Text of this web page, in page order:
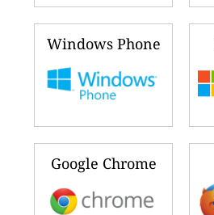
Windows Phone
Google Chrome